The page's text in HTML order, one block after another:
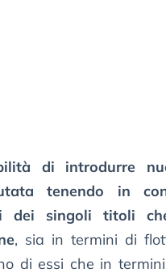
di introdurre
tenendo in
dei singoli titoli
, sia in termini di
di essi che in